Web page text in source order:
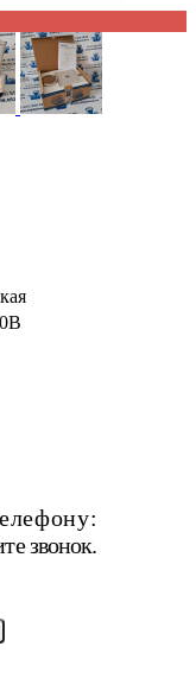
звонок.